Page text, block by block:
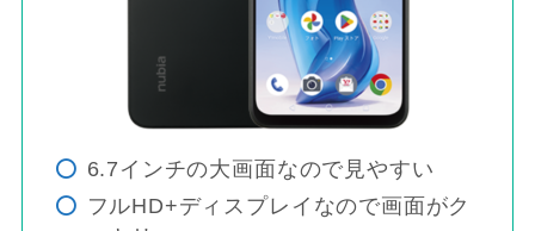
6.7インチの大画面なので見やすい
フルHD+ディスプレイなので画面がク